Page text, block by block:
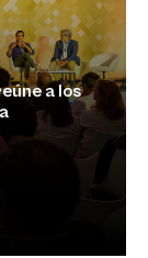
a los